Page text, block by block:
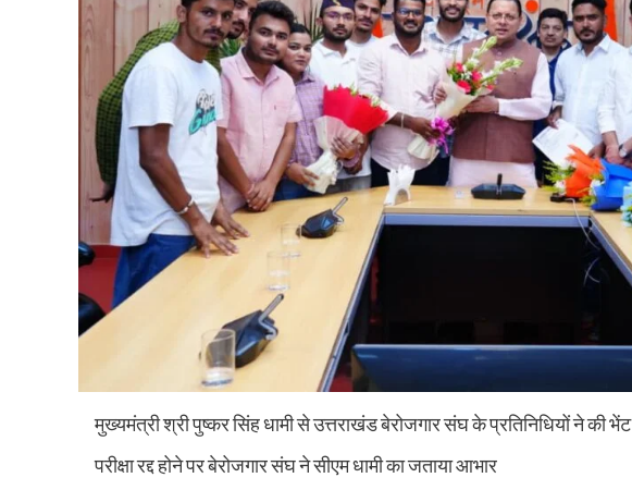
मुख्यमंत्री श्री पुष्कर सिंह धामी से उत्तराखंड बेरोजगार संघ के प्रतिनिधियों ने की भेंट
परीक्षा रद्द होने पर बेरोजगार संघ ने सीएम धामी का जताया आभार